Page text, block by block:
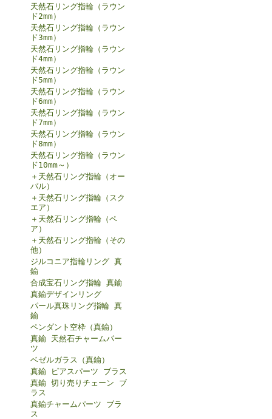
天然石リング指輪（ラウン
ド2mm）
天然石リング指輪（ラウン
ド3mm）
天然石リング指輪（ラウン
ド4mm）
天然石リング指輪（ラウン
ド5mm）
天然石リング指輪（ラウン
ド6mm）
天然石リング指輪（ラウン
ド7mm）
天然石リング指輪（ラウン
ド8mm）
天然石リング指輪（ラウン
ド10mm～）
＋天然石リング指輪（オー
バル）
＋天然石リング指輪（スク
エア）
＋天然石リング指輪（ペ
ア）
＋天然石リング指輪（その
他）
ジルコニア指輪リング 真
鍮
合成宝石リング指輪 真鍮
真鍮デザインリング
パール真珠リング指輪 真
鍮
ペンダント空枠（真鍮）
真鍮 天然石チャームパー
ツ
ベゼルガラス（真鍮）
真鍮 ピアスパーツ ブラス
真鍮 切り売りチェーン ブ
ラス
真鍮チャームパーツ ブラ
ス